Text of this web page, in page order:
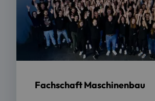
Fachschaft Maschinenbau